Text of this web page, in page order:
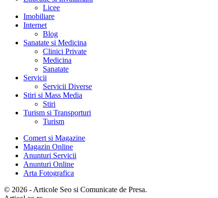
Licee
Imobiliare
Internet
Blog
Sanatate si Medicina
Clinici Private
Medicina
Sanatate
Servicii
Servicii Diverse
Stiri si Mass Media
Stiri
Turism si Transporturi
Turism
Comert si Magazine
Magazin Online
Anunturi Servicii
Anunturi Online
Arta Fotografica
© 2026 - Articole Seo si Comunicate de Presa.